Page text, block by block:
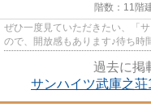
階数：11階
ぜひ一度見ていただきたい、「
ので、開放感もあります♪待ち時
過去に掲
サンハイツ武庫之